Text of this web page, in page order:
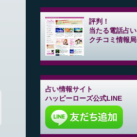
評判！
当たる電話占い
クチコミ情報局
占い情報サイト
ハッピーローズ公式LINE